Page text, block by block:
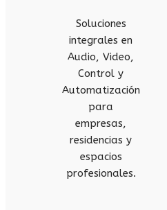
Soluciones
integrales en
Audio, Video,
Control y
Automatización
para
empresas,
residencias y
espacios
profesionales.